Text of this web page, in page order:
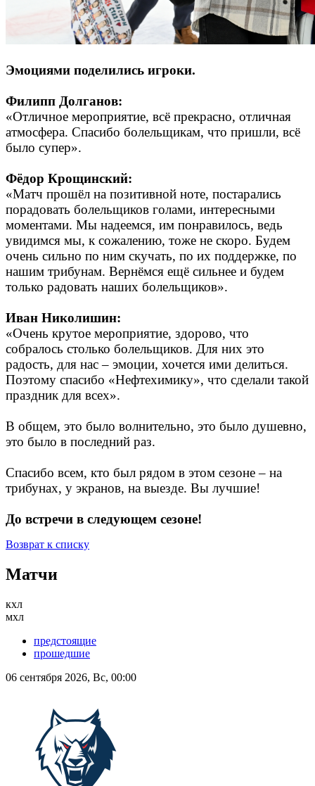
Эмоциями поделились игроки.
Филипп Долганов:
«Отличное мероприятие, всё прекрасно, отличная
атмосфера. Спасибо болельщикам, что пришли, всё
было супер».
Фёдор Крощинский:
«Матч прошёл на позитивной ноте, постарались
порадовать болельщиков голами, интересными
моментами. Мы надеемся, им понравилось, ведь
увидимся мы, к сожалению, тоже не скоро. Будем
очень сильно по ним скучать, по их поддержке, по
нашим трибунам. Вернёмся ещё сильнее и будем
только радовать наших болельщиков».
Иван Николишин:
«Очень крутое мероприятие, здорово, что
собралось столько болельщиков. Для них это
радость, для нас – эмоции, хочется ими делиться.
Поэтому спасибо «Нефтехимику», что сделали такой
праздник для всех».
В общем, это было волнительно, это было душевно,
это было в последний раз.
Спасибо всем, кто был рядом в этом сезоне – на
трибунах, у экранов, на выезде. Вы лучшие!
До встречи в следующем сезоне!
Возврат к списку
Матчи
кхл
мхл
предстоящие
прошедшие
06 сентября 2026, Вс, 00:00